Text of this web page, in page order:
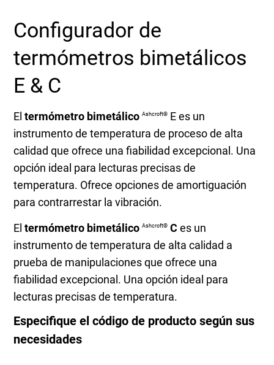
Configurador de
termómetros bimetálicos
E & C
Eltermómetro bimetálico Ashcroft® E es un
instrumento de temperatura de proceso de alta
calidad que ofrece una fiabilidad excepcional. Una
opción ideal para lecturas precisas de
temperatura. Ofrece opciones de amortiguación
para contrarrestar la vibración.
Eltermómetro bimetálico Ashcroft® C es un
instrumento de temperatura de alta calidad a
prueba de manipulaciones que ofrece una
fiabilidad excepcional. Una opción ideal para
lecturas precisas de temperatura.
Especifique el código de producto según sus
necesidades